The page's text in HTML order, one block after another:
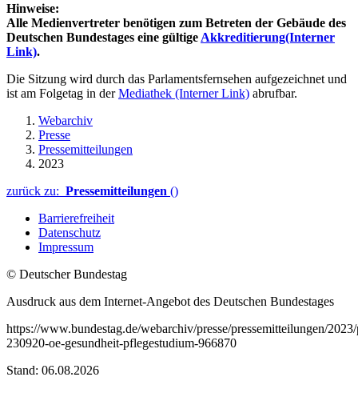
Hinweise:
Alle Medienvertreter benötigen zum Betreten der Gebäude des
Deutschen Bundestages eine gültige Akkreditierung(Interner
Link).
Die Sitzung wird durch das Parlamentsfernsehen aufgezeichnet und
ist am Folgetag in derMediathek (Interner Link) abrufbar.
Webarchiv
Presse
Pressemitteilungen
2023
zurück zu: Pressemitteilungen ()
Barrierefreiheit
Datenschutz
Impressum
© Deutscher Bundestag
Ausdruck aus dem Internet-Angebot des Deutschen Bundestages
https://www.bundestag.de/webarchiv/presse/pressemitteilungen/
230920-oe-gesundheit-pflegestudium-966870
Stand: 06.08.2026